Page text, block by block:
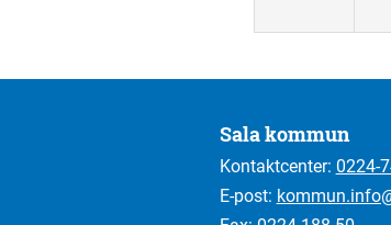
Sala kommun
Kontaktcenter: 0224-
E-post: